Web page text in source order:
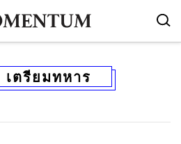
เตรียมทหาร